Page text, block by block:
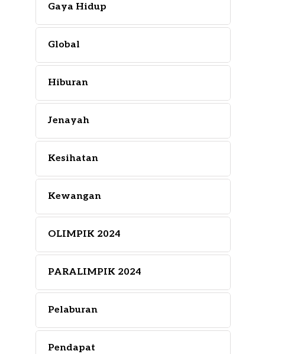
Gaya Hidup
Global
Hiburan
Jenayah
Kesihatan
Kewangan
OLIMPIK 2024
PARALIMPIK 2024
Pelaburan
Pendapat